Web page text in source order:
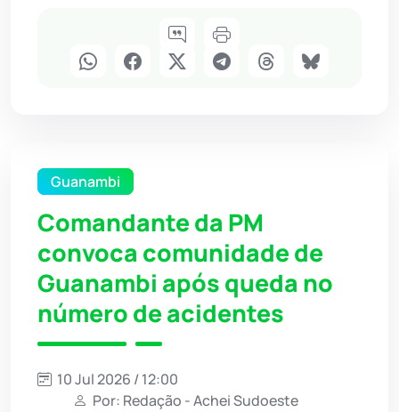
Guanambi
Comandante da PM
convoca comunidade de
Guanambi após queda no
número de acidentes
10 Jul 2026 / 12:00
Por: Redação - Achei Sudoeste